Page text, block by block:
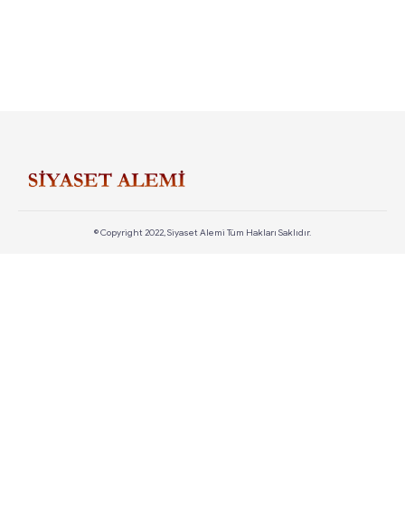
© Copyright 2022, Siyaset Alemi Tüm Hakları Saklıdır.